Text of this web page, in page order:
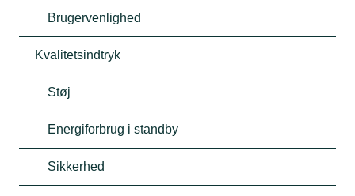
Brugervenlighed
Kvalitetsindtryk
Støj
Energiforbrug i standby
Sikkerhed